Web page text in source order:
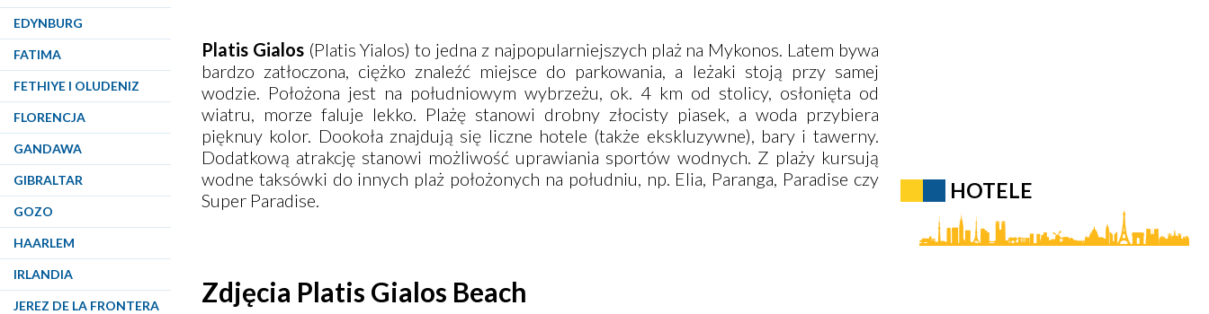
EDYNBURG
FATIMA
FETHIYE I OLUDENIZ
FLORENCJA
GANDAWA
GIBRALTAR
GOZO
HAARLEM
IRLANDIA
JEREZ DE LA FRONTERA
Platis Gialos (Platis Yialos) to jedna z najpopularniejszych plaż na Mykonos. Latem bywa
bardzo zatłoczona, ciężko znaleźć miejsce do parkowania, a leżaki stoją przy samej
wodzie. Położona jest na południowym wybrzeżu, ok. 4 km od stolicy, osłonięta od
wiatru, morze faluje lekko. Plażę stanowi drobny złocisty piasek, a woda przybiera
pięknuy kolor. Dookoła znajdują się liczne hotele (także ekskluzywne), bary i tawerny.
Dodatkową atrakcję stanowi możliwość uprawiania sportów wodnych. Z plaży kursują
wodne taksówki do innych plaż położonych na południu, np. Elia, Paranga, Paradise czy
Super Paradise.
Zdjęcia Platis Gialos Beach
HOTELE